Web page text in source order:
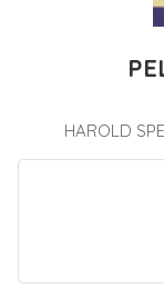
HAROLD